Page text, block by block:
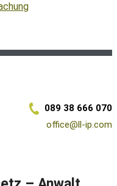
089 38 666 070
office@ll-ip.com